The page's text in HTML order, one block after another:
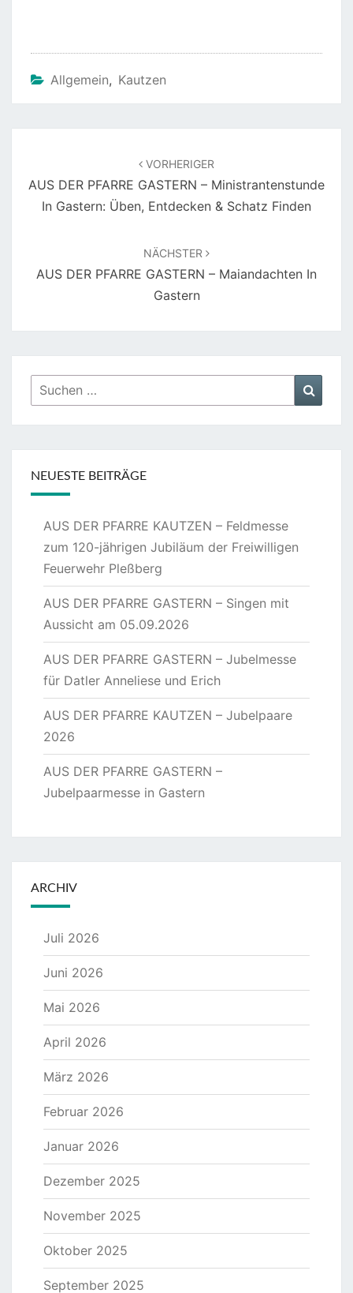
Allgemein, Kautzen
VORHERIGER
AUS DER PFARRE GASTERN – Ministrantenstunde
In Gastern: Üben, Entdecken & Schatz Finden
NÄCHSTER
AUS DER PFARRE GASTERN – Maiandachten In
Gastern
Suchen
nach:
NEUESTE BEITRÄGE
AUS DER PFARRE KAUTZEN – Feldmesse
zum 120-jährigen Jubiläum der Freiwilligen
Feuerwehr Pleßberg
AUS DER PFARRE GASTERN – Singen mit
Aussicht am 05.09.2026
AUS DER PFARRE GASTERN – Jubelmesse
für Datler Anneliese und Erich
AUS DER PFARRE KAUTZEN – Jubelpaare
2026
AUS DER PFARRE GASTERN –
Jubelpaarmesse in Gastern
ARCHIV
Juli 2026
Juni 2026
Mai 2026
April 2026
März 2026
Februar 2026
Januar 2026
Dezember 2025
November 2025
Oktober 2025
September 2025